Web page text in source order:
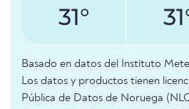
31°
Basado en datos del Instituto
Los datos y productos tienen
Pública de Datos de Noruega